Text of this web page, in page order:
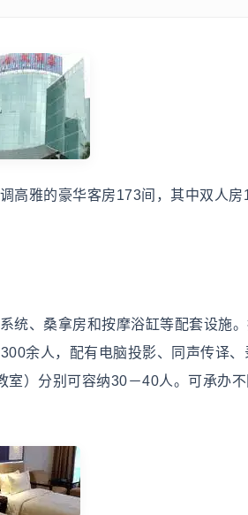
雅的豪华客房173间，其中双人房
、桑拿房和按摩浴缸等配套设施
余人，配有电脑投影、同声传译
）分别可容纳30－40人。可承办